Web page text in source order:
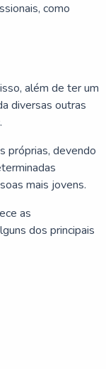
como
além de ter um
diversas outras
próprias, devendo
mais jovens.
as
dos principais